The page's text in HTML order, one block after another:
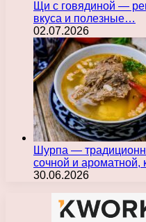
Щи с говядиной —
вкуса и полезные…
02.07.2026
Шурпа —
сочной и ароматной,
30.06.2026